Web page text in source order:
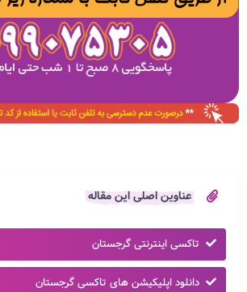
عناوین اصلی این مقاله
تاکسی اینترنتی گرجستان
دانلود اپلیکیشن های تاکسی گرجستان